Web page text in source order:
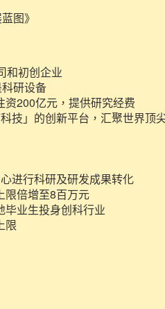
图》
和初创企业
研设备
200亿元，提供研究经费
技」的创新平台，汇聚世界顶
进行科研及研发成果转化
限倍增至8百万元
毕业生投身创科行业
限